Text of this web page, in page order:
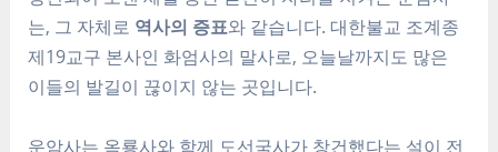
는, 그 자체로 역사의 증표와 같습니다. 대한불교 조계종
제19교구 본사인 화엄사의 말사로, 오늘날까지도 많은
이들의 발길이 끊이지 않는 곳입니다.
운암사는 옥룡사와 함께 도선국사가 창건했다는 설이 전